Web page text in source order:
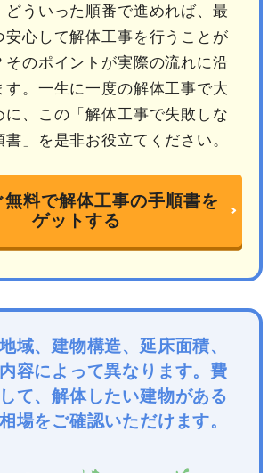
どういった順番で進めれば、最
安心して解体工事を行うことが
そのポイントが実際の流れに沿
す。一生に一度の解体工事で大
に、この「解体工事で失敗しな
」を是非お役立てください。
無料で解体工事の手順書を
ゲットする
域、建物構造、延床面積、
容によって異なります。費
て、解体したい建物がある
場をご確認いただけます。